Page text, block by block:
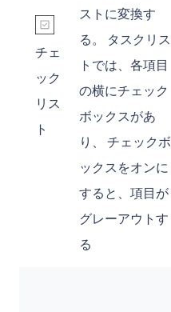
チェ
ック
リス
ト
ストに変換す
る。 タスクリス
トでは、各項目
の横にチェック
ボックスがあ
り、 チェックボ
ックスをオンに
すると、項目が
グレーアウトす
る